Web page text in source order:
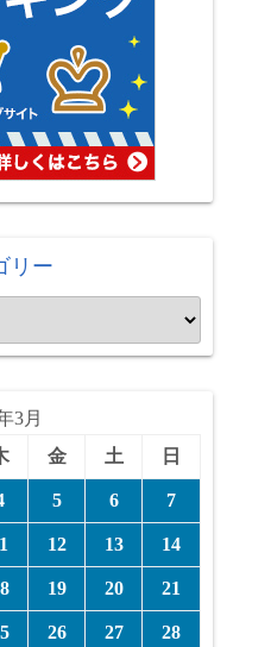
リー
3月
金 土 日
5 6 7
12 13 14
19 20 21
26 27 28